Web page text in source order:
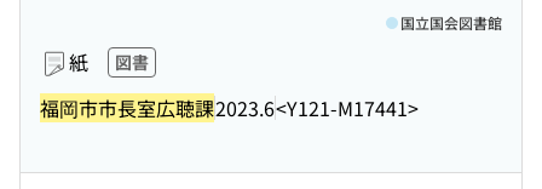
紙 図書
福岡市市長室広聴課2023.6<Y121-M17441>
国立国会図書館